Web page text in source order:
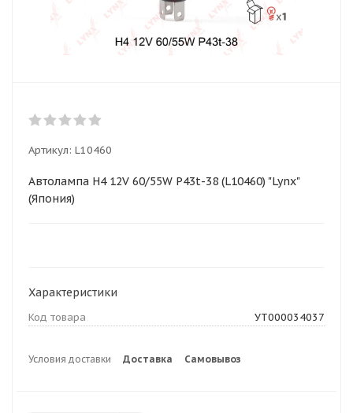
Артикул: L10460
Автолампа H4 12V 60/55W P43t-38 (L10460) "Lynx"
(Япония)
Характеристики
Код товара УТ000034037
Условия доставки Доставка Самовывоз